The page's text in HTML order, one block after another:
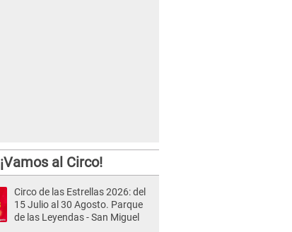
¡Vamos al Circo!
Circo de las Estrellas 2026: del
15 Julio al 30 Agosto. Parque
de las Leyendas - San Miguel